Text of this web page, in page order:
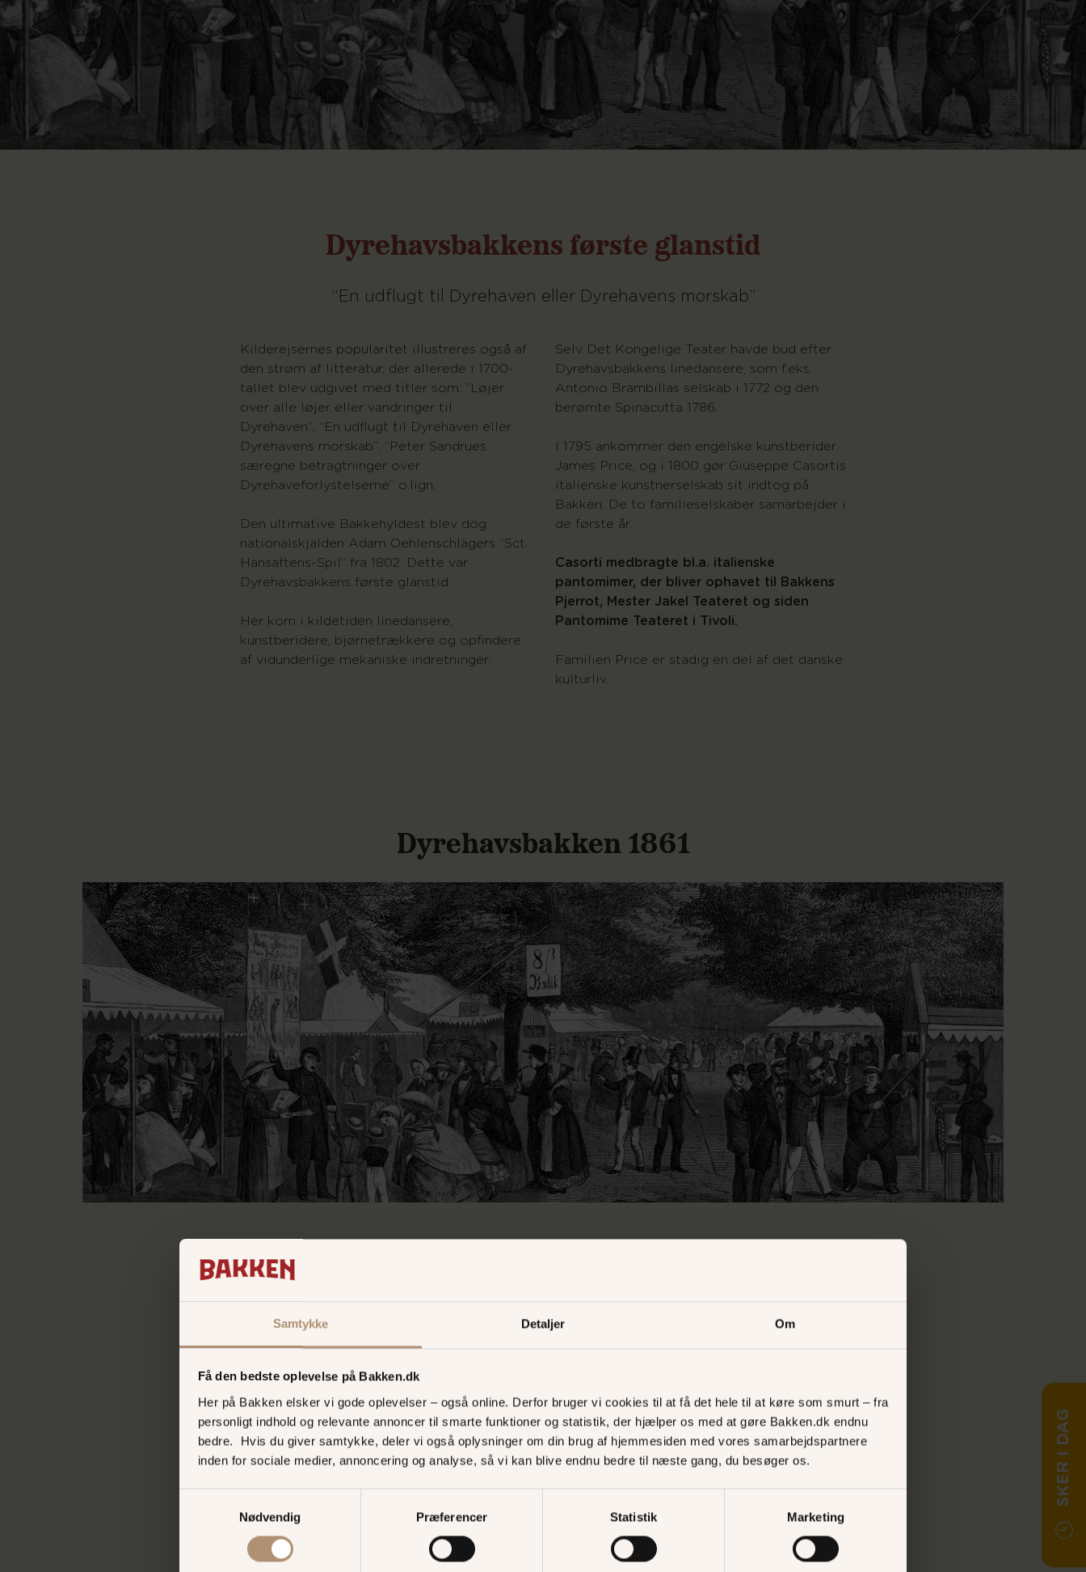
Samtykke Detaljer Om
Få den bedste oplevelse på Bakken.dk
Her på Bakken elsker vi gode oplevelser – også online. Derfor bruger vi cookies til at få det hele til at køre som smurt – fra
personligt indhold og relevante annoncer til smarte funktioner og statistik, der hjælper os med at gøre Bakken.dk endnu
bedre. Hvis du giver samtykke, deler vi også oplysninger om din brug af hjemmesiden med vores samarbejdspartnere
inden for sociale medier, annoncering og analyse, så vi kan blive endnu bedre til næste gang, du besøger os.
Nødvendig
Præferencer Statistik Marketing
SKER I DAG
Dyrehavsbakkens første glanstid
“En udflugt til Dyrehaven eller Dyrehavens morskab”
Kilderejsernes popularitet illustreres også af
den strøm af litteratur, der allerede i 1700-
tallet blev udgivet med titler som: ”Løjer
over alle løjer eller vandringer til
Dyrehaven”, “En udflugt til Dyrehaven eller
Dyrehavens morskab”, ”Peter Sandrues
særegne betragtninger over
Dyrehaveforlystelserne” o.lign.
Den ultimative Bakkehyldest blev dog
nationalskjalden Adam Oehlenschlägers ”Sct.
Hansaftens-Spil” fra 1802. Dette var
Dyrehavsbakkens første glanstid.
Her kom i kildetiden linedansere,
kunstberidere, bjørnetrækkere og opfindere
af vidunderlige mekaniske indretninger.
Selv Det Kongelige Teater havde bud efter
Dyrehavsbakkens linedansere, som f.eks.
Antonio Brambillas selskab i 1772 og den
berømte Spinacutta 1786.
I 1795 ankommer den engelske kunstberider
James Price, og i 1800 gør Giuseppe Casortis
italienske kunstnerselskab sit indtog på
Bakken. De to familieselskaber samarbejder i
de første år.
Casorti medbragte bl.a. italienske
pantomimer, der bliver ophavet til Bakkens
Pjerrot, Mester Jakel Teateret og siden
Pantomime Teateret i Tivoli.
Familien Price er stadig en del af det danske
kulturliv.
Dyrehavsbakken 1861
Kunstneriske skikkelser
”Kunsten begynder i Dyrehavsbod, blandt Gøglere
findes dens Moder...”.
En næsten kultisk skikkelse var troubadouren
Michel Levin, der kom til Bakken i tiden
plads under et udhulet træ ved vejen mod
kilden.
Frederik VI aflagde Dyrehaven besøg hvert
år. Ifølge Københavnerposten opsøgte
”..nogle Øjeblikke dvælede han med den
allerhøjstsamme egne Nedladenhed og
Mildhed hos Dyrehavens Jubelsanger, den